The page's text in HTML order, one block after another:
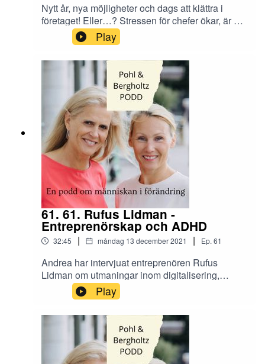
Nytt år, nya möjligheter och dags att klättra i
företaget! Eller…? Stressen för chefer ökar, är det
värt att ta ta sig an en ledarroll? Andrea tipsar om
vad man ska göra när det börjar bli för mycket.
Vad finns det för faktorer som kan lura in dig att
hamna i fällan?
Play
61. 61. Rufus Lidman -
Entreprenörskap och ADHD
32:45 | måndag 13 december 2021 | Ep. 61
Andrea har intervjuat entreprenören Rufus
Lidman om utmaningar inom digitalisering,
entreprenörskap och ledarskap när man har
ADHD. Hur kan den största motståndaren vara
den viktigaste tillgången? Vad är egentligen
framtiden för artificiell intelligens? Vad finns det
för nackdelar och fördelar med att få ett evigt liv?
Svaren hittar ni i dagens avsnitt, in och lyssna!
Play